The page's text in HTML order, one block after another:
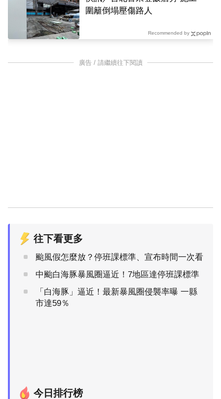
圍籬倒塌壓傷路人
Recommended by
廣告 / 請繼續往下閱讀
往下看更多
颱風假怎麼放？停班課標準、宣布時間一次看
中颱白海豚暴風圈逼近！7地區達停班課標準
「白海豚」逼近！最新暴風圈侵襲率曝 一縣
市達59％
今日排行榜